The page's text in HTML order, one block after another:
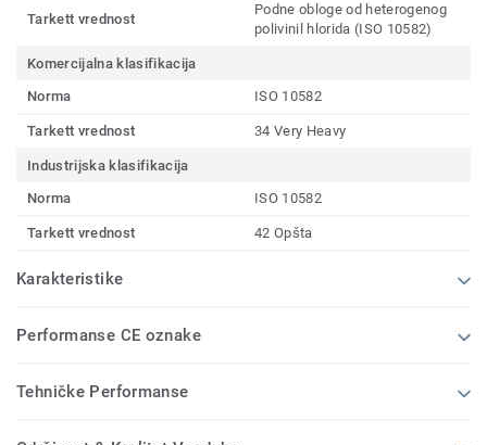
Tarkett vrednost
Podne obloge od heterogenog
polivinil hlorida (ISO 10582)
Komercijalna klasifikacija
Norma
ISO 10582
Tarkett vrednost 34 Very Heavy
Industrijska klasifikacija
Norma
ISO 10582
Tarkett vrednost 42 Opšta
Karakteristike
Performanse CE oznake
Tehničke Performanse